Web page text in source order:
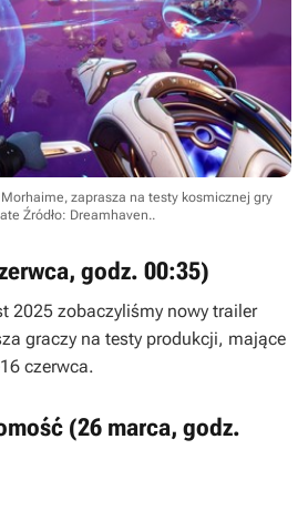
zaprasza na testy kosmicznej gry
Źródło: Dreamhaven..
godz. 00:35)
2025 zobaczyliśmy nowy trailer
graczy na testy produkcji, mające
czerwca.
(26 marca, godz.